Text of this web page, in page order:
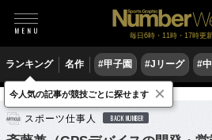
毎日6時・11時・17時更
ランキング 名作 #甲子園 #Jリーグ #
サッカー Jリーグ
スポーツ仕事人 BACK NUMBER
今人気の記事が競技ごとに探せます ×